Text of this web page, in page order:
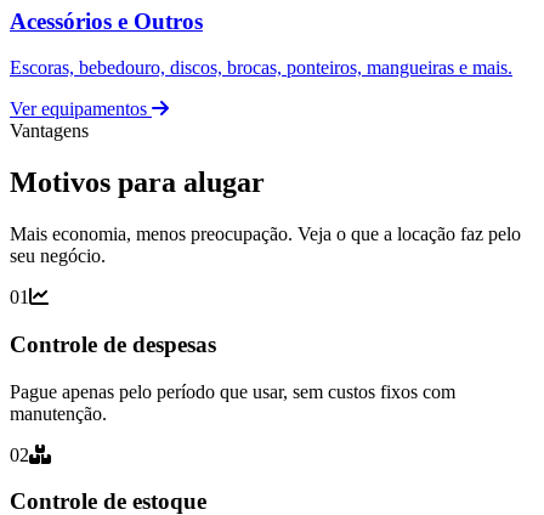
Acessórios e Outros
Escoras, bebedouro, discos, brocas, ponteiros, mangueiras e mais.
Ver equipamentos
Vantagens
Motivos para alugar
Mais economia, menos preocupação. Veja o que a locação faz pelo
seu negócio.
01
Controle de despesas
Pague apenas pelo período que usar, sem custos fixos com
manutenção.
02
Controle de estoque